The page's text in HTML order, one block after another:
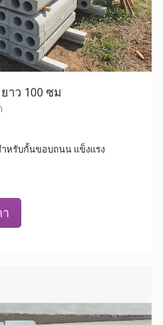
าว 100 ซม
หรับกั้นขอบถนน แข็งแรง